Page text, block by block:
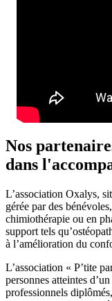
Nos
dans
L’association Oxalys,
gérée par des
chimiothérapie ou en
support tels
à l’amélioration du
L’association « P’tite
personnes atteintes
professionnels